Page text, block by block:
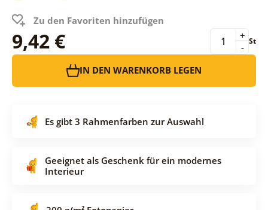
Zu den Favoriten hinzufügen
9,42 € -
+ St
IN DEN WARENKORB LEGEN
Es gibt 3 Rahmenfarben zur Auswahl
Geeignet als Geschenk für ein modernes
Interieur